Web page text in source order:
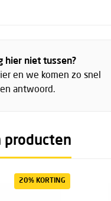
hier niet tussen?
en we komen zo snel
antwoord.
producten
20% KORTING